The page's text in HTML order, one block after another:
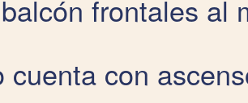
frontales al
cuenta con